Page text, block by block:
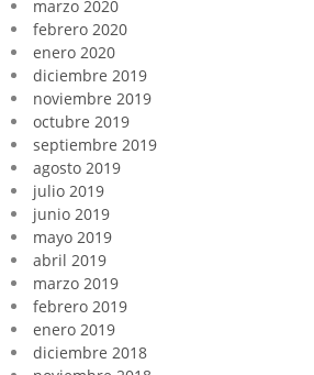
marzo 2020
febrero 2020
enero 2020
diciembre 2019
noviembre 2019
octubre 2019
septiembre 2019
agosto 2019
julio 2019
junio 2019
mayo 2019
abril 2019
marzo 2019
febrero 2019
enero 2019
diciembre 2018